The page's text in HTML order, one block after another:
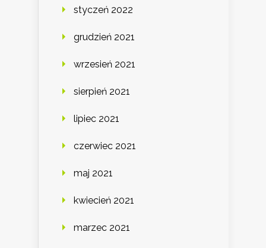
styczeń 2022
grudzień 2021
wrzesień 2021
sierpień 2021
lipiec 2021
czerwiec 2021
maj 2021
kwiecień 2021
marzec 2021